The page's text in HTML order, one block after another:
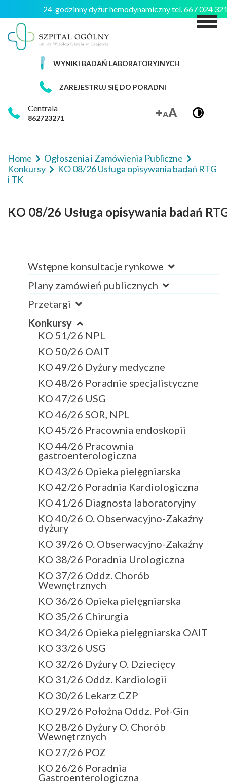
24-godzinny dyżur hemodynamiczny tel. 667 024
WYNIKI BADAŃ LABORATORYJNYCH
ZAREJESTRUJ SIĘ DO PORADNI
Centrala
862723271
Home
Ogłoszenia i Zamówienia Publiczne
Konkursy
KO 08/26 Usługa opisywania badań RTG
i TK
Wstępne konsultacje rynkowe
Plany zamówień publicznych
Przetargi
Konkursy
KO 51/26 NPL
KO 50/26 OAIT
KO 49/26 Dyżury medyczne
KO 48/26 Poradnie specjalistyczne
KO 47/26 USG
KO 46/26 SOR, NPL
KO 45/26 Pracownia endoskopii
KO 44/26 Pracownia
gastroenterologiczna
KO 43/26 Opieka pielęgniarska
KO 42/26 Poradnia Kardiologiczna
KO 41/26 Diagnosta laboratoryjny
KO 40/26 O. Obserwacyjno-Zakaźny
dyżury
KO 39/26 O. Obserwacyjno-Zakaźny
KO 38/26 Poradnia Urologiczna
KO 37/26 Oddz. Chorób
Wewnętrznych
KO 36/26 Opieka pielęgniarska
KO 35/26 Chirurgia
KO 34/26 Opieka pielęgniarska OAIT
KO 33/26 USG
KO 32/26 Dyżury O. Dziecięcy
KO 31/26 Oddz. Kardiologii
KO 30/26 Lekarz CZP
KO 29/26 Położna Oddz. Poł-Gin
KO 28/26 Dyżury O. Chorób
Wewnętrznych
KO 27/26 POZ
KO 26/26 Poradnia
Gastroenterologiczna
KO 08/26 Usługa opisywania badań